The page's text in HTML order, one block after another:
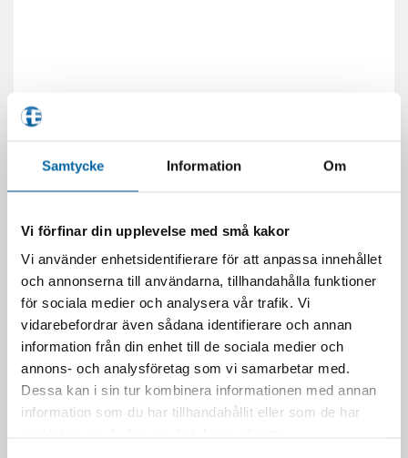
Samtycke Information Om
Vi förfinar din upplevelse med små kakor
Vi använder enhetsidentifierare för att anpassa innehållet
och annonserna till användarna, tillhandahålla funktioner
för sociala medier och analysera vår trafik. Vi
vidarebefordrar även sådana identifierare och annan
information från din enhet till de sociala medier och
annons- och analysföretag som vi samarbetar med.
Dessa kan i sin tur kombinera informationen med annan
information som du har tillhandahållit eller som de har
RELATERADE PRODUKTER